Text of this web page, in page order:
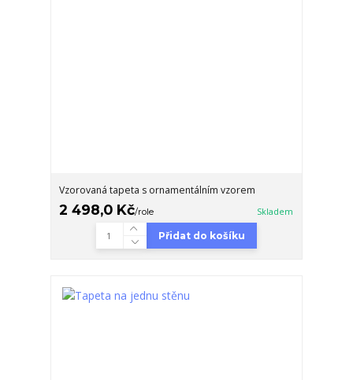
Vzorovaná tapeta s ornamentálním vzorem
2 498,0 Kč/role Skladem
Přidat do košíku